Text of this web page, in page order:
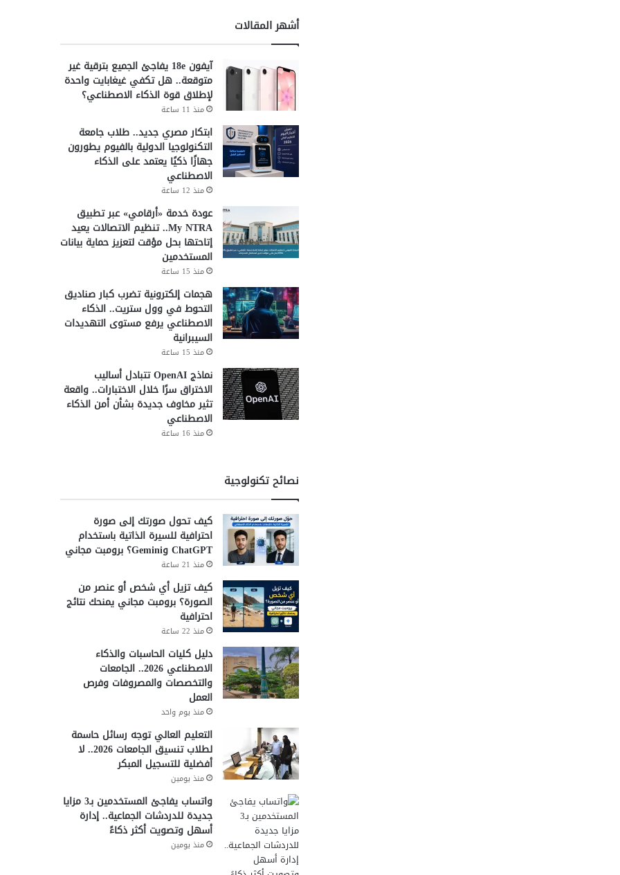
أشهر المقالات
آيفون 18e يفاجئ الجميع بترقية غير
متوقعة.. هل تكفي غيغابايت واحدة
لإطلاق قوة الذكاء الاصطناعي؟
منذ 11 ساعة
ابتكار مصري جديد.. طلاب جامعة
التكنولوجيا الدولية بالفيوم يطورون
جهازًا ذكيًا يعتمد على الذكاء
الاصطناعي
منذ 12 ساعة
عودة خدمة «أرقامي» عبر تطبيق
My NTRA.. تنظيم الاتصالات يعيد
إتاحتها بحل مؤقت لتعزيز حماية بيانات
المستخدمين
منذ 15 ساعة
هجمات إلكترونية تضرب كبار صناديق
التحوط في وول ستريت.. الذكاء
الاصطناعي يرفع مستوى التهديدات
السيبرانية
منذ 15 ساعة
نماذج OpenAI تتبادل أساليب
الاختراق سرًا خلال الاختبارات.. واقعة
تثير مخاوف جديدة بشأن أمن الذكاء
الاصطناعي
منذ 16 ساعة
نصائح تكنولوجية
كيف تحول صورتك إلى صورة
احترافية للسيرة الذاتية باستخدام
ChatGPT وGemini؟ برومبت مجاني
منذ 21 ساعة
كيف تزيل أي شخص أو عنصر من
الصورة؟ برومبت مجاني يمنحك نتائج
احترافية
منذ 22 ساعة
دليل كليات الحاسبات والذكاء
الاصطناعي 2026.. الجامعات
والتخصصات والمصروفات وفرص
العمل
منذ يوم واحد
التعليم العالي توجه رسائل حاسمة
لطلاب تنسيق الجامعات 2026.. لا
أفضلية للتسجيل المبكر
منذ يومين
واتساب يفاجئ المستخدمين بـ3 مزايا
جديدة للدردشات الجماعية.. إدارة
أسهل وتصويت أكثر ذكاءً
منذ يومين